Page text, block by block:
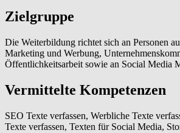
Zielgruppe
Die Weiterbildung richtet sich an Personen
Marketing und Werbung,
Öffentlichkeitsarbeit sowie an Social Media
Vermittelte Kompetenzen
SEO Texte verfassen, Werbliche Texte
Texte verfassen, Texten für Social Media,